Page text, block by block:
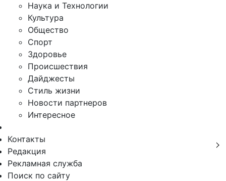
Наука и Технологии
Культура
Общество
Спорт
Здоровье
Происшествия
Дайджесты
Стиль жизни
Новости партнеров
Интересное
Контакты
Редакция
Рекламная служба
Поиск по сайту